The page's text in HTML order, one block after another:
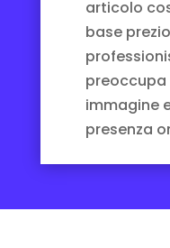
articolo
base
immagine
presenza